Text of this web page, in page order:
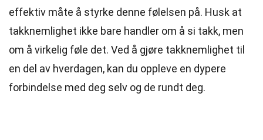
effektiv måte å styrke denne følelsen på. Husk at
takknemlighet ikke bare handler om å si takk, men
om å virkelig føle det. Ved å gjøre takknemlighet til
en del av hverdagen, kan du oppleve en dypere
forbindelse med deg selv og de rundt deg.